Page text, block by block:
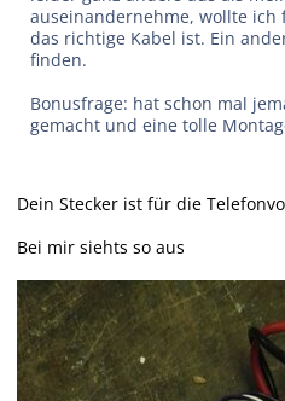
auseinandernehme, wollte
das richtige Kabel ist. Ein
finden.
Bonusfrage: hat schon mal
gemacht und eine tolle
Dein Stecker ist für die
Bei mir siehts so aus